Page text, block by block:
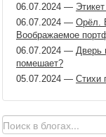
06.07.2024 —
06.07.2024 — Орёл.
Воображаемое
06.07.2024 — Дверь
помешает?
05.07.2024 — Стихи